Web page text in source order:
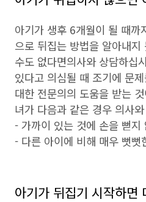
아기가 생후 6개월이 될 때까
으로 뒤집는 방법을 알아내지
수도 없다면의사와 상담하십
있다고 의심될 때 조기에 문
대한 전문의의 도움을 받는
녀가 다음과 같은 경우 의사
- 가까이 있는 것에 손을 뻗지
- 다른 아이에 비해 매우 뻣뻣
아기가 뒤집기 시작하면